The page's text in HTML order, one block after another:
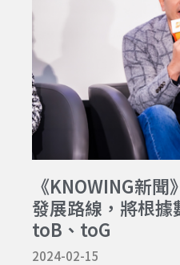
《KNOWING新
發展路線，將根據
toB、toG
2024-02-15